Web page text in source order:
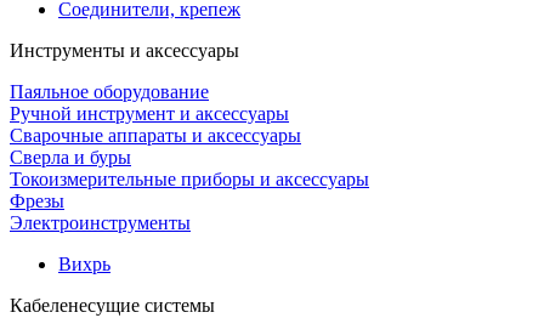
Соединители, крепеж
Инструменты и аксессуары
Паяльное оборудование
Ручной инструмент и аксессуары
Сварочные аппараты и аксессуары
Сверла и буры
Токоизмерительные приборы и аксессуары
Фрезы
Электроинструменты
Вихрь
Кабеленесущие системы